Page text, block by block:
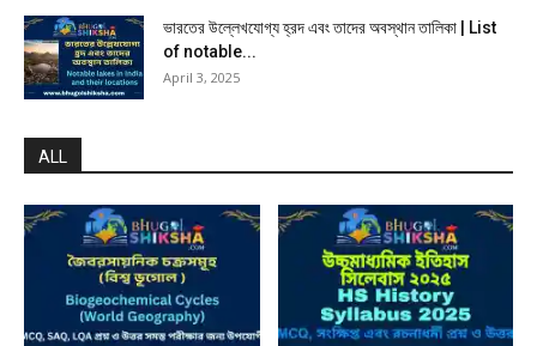
ভারতের উল্লেখযোগ্য হ্রদ এবং তাদের অবস্থান তালিকা | List
of notable...
April 3, 2025
ALL